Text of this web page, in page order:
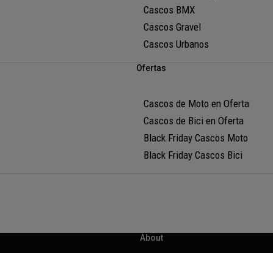
Cascos BMX
Cascos Gravel
Cascos Urbanos
Ofertas
Cascos de Moto en Oferta
Cascos de Bici en Oferta
Black Friday Cascos Moto
Black Friday Cascos Bici
About